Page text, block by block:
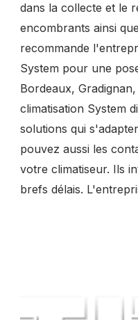
dans la collecte et le
encombrants ainsi
recommande
System pour une
Bordeaux,
climatisation System
solutions qui
pouvez aussi les
votre climatiseur. Ils
brefs délais.